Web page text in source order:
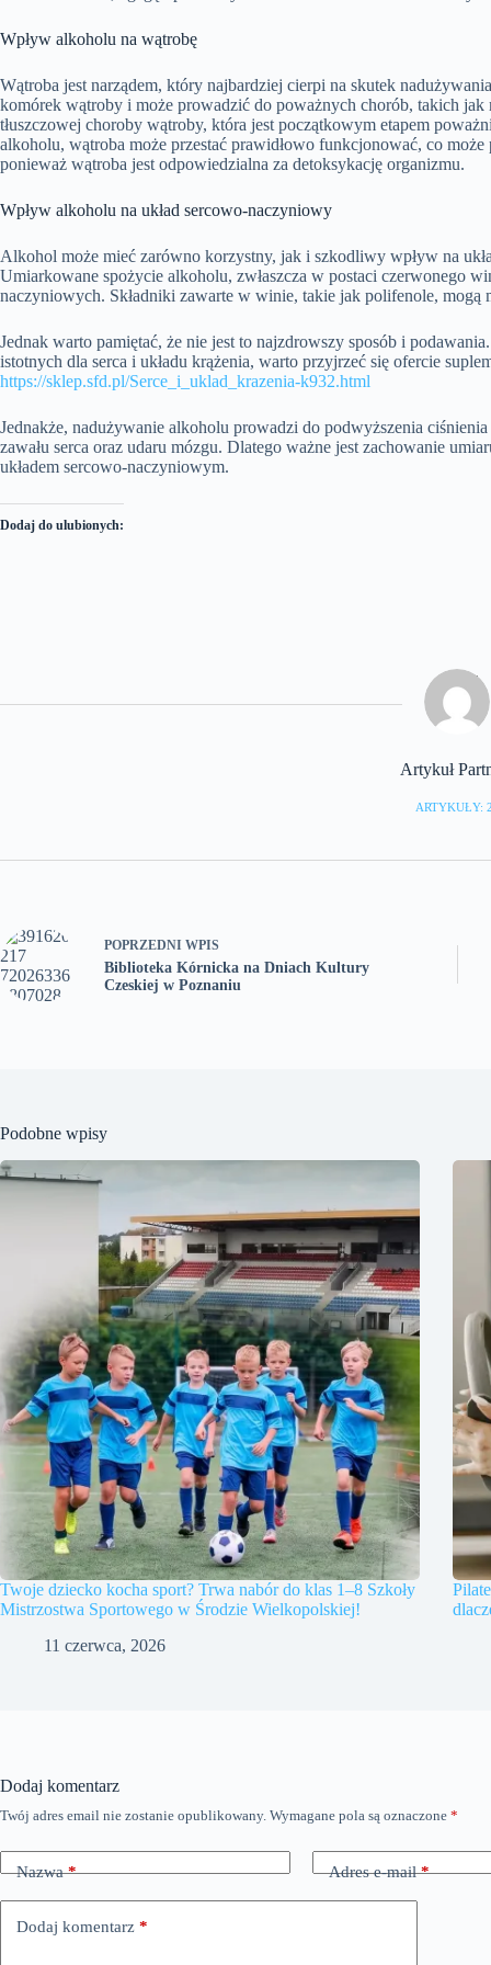
Wpływ alkoholu na wątrobę
Wątroba jest narządem, który najbardziej cierpi na skutek
komórek wątroby i może prowadzić do poważnych chorób, takich
tłuszczowej choroby wątroby, która jest początkowym etapem
alkoholu, wątroba może przestać prawidłowo funkcjonować, co
ponieważ wątroba jest odpowiedzialna za detoksykację organizmu.
Wpływ alkoholu na układ sercowo-naczyniowy
Alkohol może mieć zarówno korzystny, jak i szkodliwy wpływ na
Umiarkowane spożycie alkoholu, zwłaszcza w postaci czerwonego
naczyniowych. Składniki zawarte w winie, takie jak polifenole, mogą
Jednak warto pamiętać, że nie jest to najzdrowszy sposób i
istotnych dla serca i układu krążenia, warto przyjrzeć się ofercie
https://sklep.sfd.pl/Serce_i_uklad_krazenia-k932.html
Jednakże, nadużywanie alkoholu prowadzi do podwyższenia
zawału serca oraz udaru mózgu. Dlatego ważne jest zachowanie
układem sercowo-naczyniowym.
Dodaj do ulubionych:
Artykuł
ARTYKUŁY:
POPRZEDNI WPIS
Biblioteka Kórnicka na Dniach Kultury
Czeskiej w Poznaniu
Podobne wpisy
Twoje dziecko kocha sport? Trwa nabór do klas 1–8 Szkoły
Mistrzostwa Sportowego w Środzie Wielkopolskiej!
11 czerwca, 2026
Dodaj komentarz
Twój adres email nie zostanie opublikowany. Wymagane pola są oznaczone *
Nazwa* Adres e-mail*
Dodaj komentarz *